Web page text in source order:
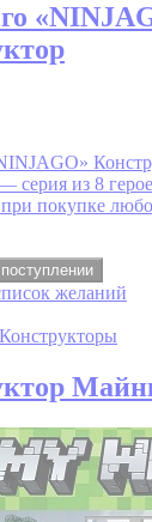
серия из 8
покупке
желаний
Конструкторы